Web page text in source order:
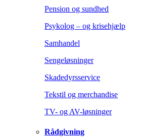
Pension og sundhed
Psykolog – og krisehjælp
Samhandel
Sengeløsninger
Skadedyrsservice
Tekstil og merchandise
TV- og AV-løsninger
Rådgivning